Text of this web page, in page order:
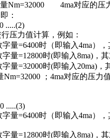
量Nm=32000 4ma对应的
：
.....(2)
压力值计算，例如：
量=6400时（即输入4ma）
量=12800时(即输入8ma)，
量=32000时(即输入20ma)，
；4ma对应的压
.....(3)
量=6400时（即输入4ma）
量=12800时(即输入8ma)，